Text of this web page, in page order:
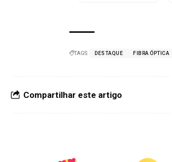
TAGS: DESTAQUE FIBRA ÓPTICA
Compartilhar este artigo